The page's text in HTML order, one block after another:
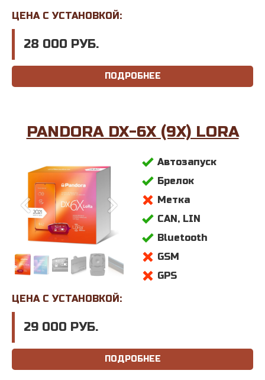
ЦЕНА С УСТАНОВКОЙ:
28 000 РУБ.
ПОДРОБНЕЕ
PANDORA DX-6X (9X) LORA
Автозапуск
Брелок
Метка
CAN, LIN
Bluetooth
GSM
GPS
ЦЕНА С УСТАНОВКОЙ:
29 000 РУБ.
ПОДРОБНЕЕ